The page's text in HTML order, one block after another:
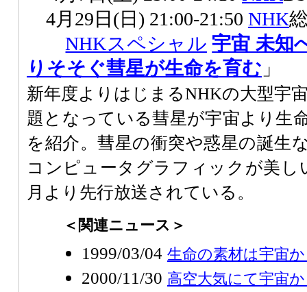
4月29日(日) 21:00-21:50 NHK
NHKスペシャル 宇宙 未知
りそそぐ彗星が生命を育む 」
新年度よりはじまるNHKの大型宇
題となっている彗星が宇宙より生
を紹介。彗星の衝突や惑星の誕生
コンピュータグラフィックが美
月より先行放送されている。
＜関連ニュース＞
1999/03/04 生命の素材は宇宙
2000/11/30 高空大気にて宇宙